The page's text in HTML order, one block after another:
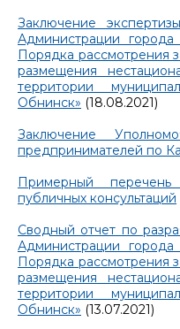
Заключение
Администрации
Порядка рассмотрения
размещения
территории
Обнинск» (18.08.2021)
Заключение
предпринимателей по
Примерный
публичных консультаций
Сводный отчет по
Администрации
Порядка рассмотрения
размещения
территории
Обнинск» (13.07.2021)